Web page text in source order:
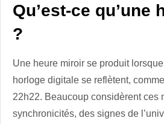
Qu’est-ce qu’une
?
Une heure miroir se produit
horloge digitale se reflètent,
22h22. Beaucoup considèrent ces
synchronicités, des signes de